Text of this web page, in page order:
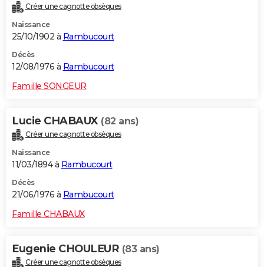
Créer une cagnotte obsèques
Naissance
25/10/1902 à Rambucourt
Décès
12/08/1976 à Rambucourt
Famille SONGEUR
Lucie CHABAUX (82 ans)
Créer une cagnotte obsèques
Naissance
11/03/1894 à Rambucourt
Décès
21/06/1976 à Rambucourt
Famille CHABAUX
Eugenie CHOULEUR (83 ans)
Créer une cagnotte obsèques